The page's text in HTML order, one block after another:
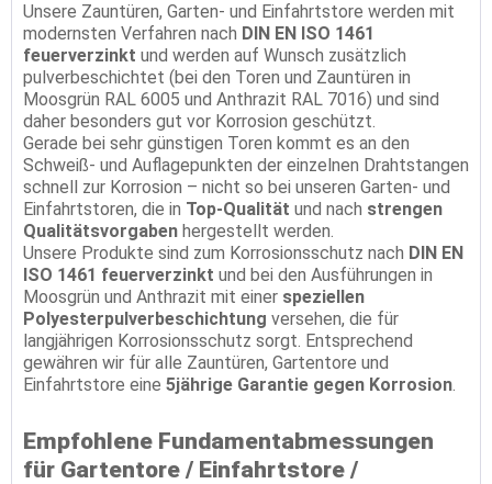
Unsere Zauntüren, Garten- und Einfahrtstore werden mit
modernsten Verfahren nach DIN EN ISO 1461
feuerverzinkt und werden auf Wunsch zusätzlich
pulverbeschichtet (bei den Toren und Zauntüren in
Moosgrün RAL 6005 und Anthrazit RAL 7016) und sind
daher besonders gut vor Korrosion geschützt.
Gerade bei sehr günstigen Toren kommt es an den
Schweiß- und Auflagepunkten der einzelnen Drahtstangen
schnell zur Korrosion – nicht so bei unseren Garten- und
Einfahrtstoren, die in Top-Qualität und nach strengen
Qualitätsvorgaben hergestellt werden.
Unsere Produkte sind zum Korrosionsschutz nach DIN EN
ISO 1461 feuerverzinkt und bei den Ausführungen in
Moosgrün und Anthrazit mit einer speziellen
Polyesterpulverbeschichtung versehen, die für
langjährigen Korrosionsschutz sorgt. Entsprechend
gewähren wir für alle Zauntüren, Gartentore und
Einfahrtstore eine 5jährige Garantie gegen Korrosion.
Empfohlene Fundamentabmessungen
für Gartentore / Einfahrtstore /